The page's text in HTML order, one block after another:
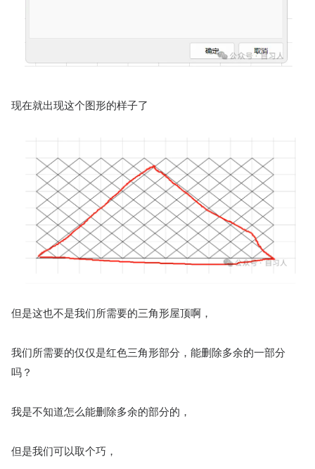
现在就出现这个图形的样子了
但是这也不是我们所需要的三角形屋顶啊，
我们所需要的仅仅是红色三角形部分，能删除多余的一部分
吗？
我是不知道怎么能删除多余的部分的，
但是我们可以取个巧，